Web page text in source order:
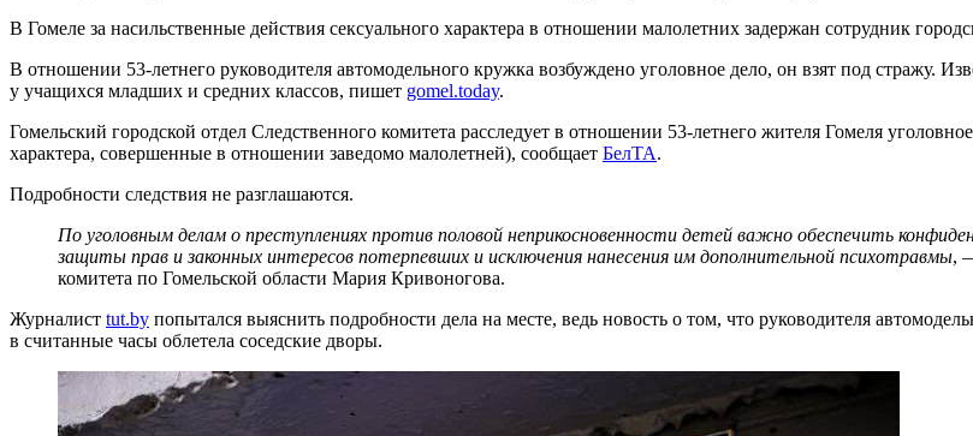
В Гомеле за насильственные действия сексуального характера в отношении малолетних задержан сотрудник
В отношении 53-летнего руководителя автомодельного кружка возбуждено уголовное дело, он взят под стражу.
у учащихся младших и средних классов, пишет gomel.today.
Гомельский городской отдел Следственного комитета расследует в отношении 53-летнего жителя Гомеля
характера, совершенные в отношении заведомо малолетней), сообщает БелТА.
Подробности следствия не разглашаются.
По уголовным делам о преступлениях против половой неприкосновенности детей важно обеспечить
защиты прав и законных интересов потерпевших и исключения нанесения им дополнительной психотравмы,
комитета по Гомельской области Мария Кривоногова.
Журналист tut.by попытался выяснить подробности дела на месте, ведь новость о том, что руководителя
в считанные часы облетела соседские дворы.